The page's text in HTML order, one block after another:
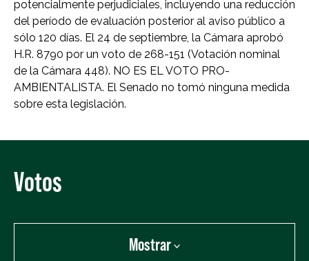
potencialmente perjudiciales, incluyendo una reducción
del período de evaluación posterior al aviso público a
sólo 120 días. El 24 de septiembre, la Cámara aprobó
H.R. 8790 por un voto de 268-151 (Votación nominal
de la Cámara 448). NO ES EL VOTO PRO-
AMBIENTALISTA. El Senado no tomó ninguna medida
sobre esta legislación.
Votos
Mostrar